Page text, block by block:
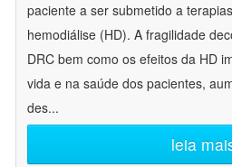
paciente a ser submetido a
hemodiálise (HD). A fragilidade
DRC bem como os efeitos da HD
vida e na saúde dos pacientes,
des...
leia